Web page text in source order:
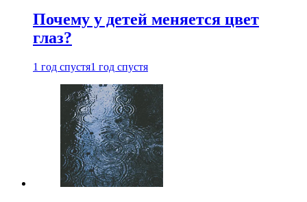
Почему у детей меняется цвет
глаз?
1 год спустя1 год спустя